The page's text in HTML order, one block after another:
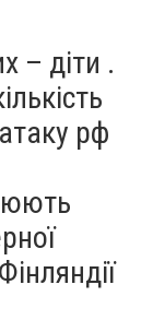
– діти .
рф